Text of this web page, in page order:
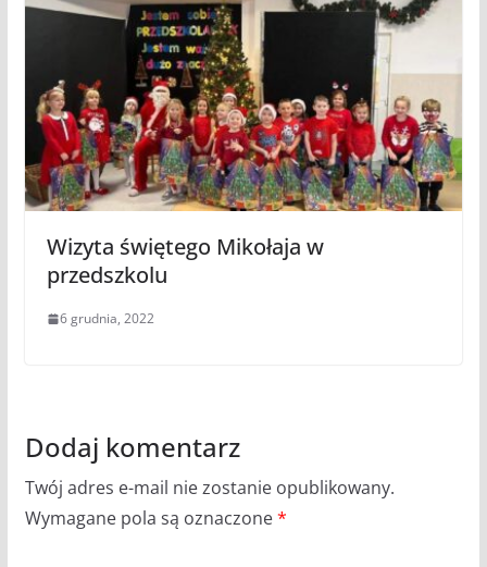
Wizyta świętego Mikołaja w
przedszkolu
6 grudnia, 2022
Dodaj komentarz
Twój adres e-mail nie zostanie opublikowany.
Wymagane pola są oznaczone*